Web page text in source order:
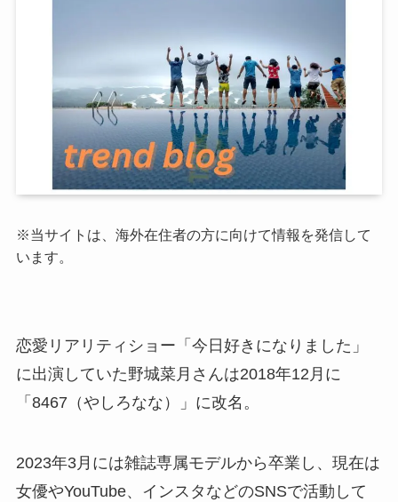
※当サイトは、海外在住者の方に向けて情報を発信して
います。
恋愛リアリティショー「今日好きになりました」
に出演していた野城菜月さんは2018年12月に
「8467（やしろなな）」に改名。
2023年3月には雑誌専属モデルから卒業し、現在は
女優やYouTube、インスタなどのSNSで活動して